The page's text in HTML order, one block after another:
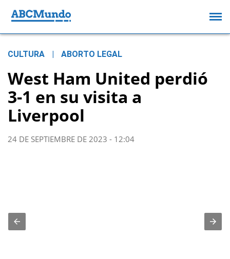
CULTURA ABORTO LEGAL
West Ham United perdió
3-1 en su visita a
Liverpool
24 DE SEPTIEMBRE DE 2023 - 12:04